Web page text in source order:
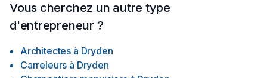
Vous cherchez un autre type
d'entrepreneur ?
Architectes à Dryden
Carreleurs à Dryden